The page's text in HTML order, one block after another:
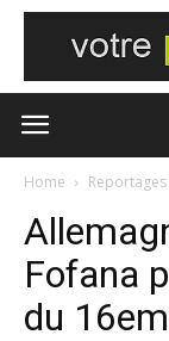
Home Reportages
Fofana
du